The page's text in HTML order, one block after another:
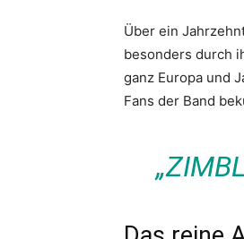
Über ein
besonders durch
ganz Europa und
Fans der Band